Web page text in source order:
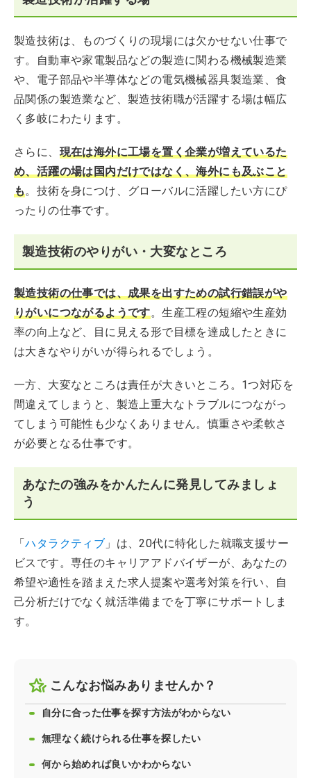
製造技術は、ものづくりの現場には欠かせない仕事で
す。自動車や家電製品などの製造に関わる機械製造業
や、電子部品や半導体などの電気機械器具製造業、食
品関係の製造業など、製造技術職が活躍する場は幅広
く多岐にわたります。
さらに、 現在は海外に工場を置く企業が増えているた
め、活躍の場は国内だけではなく、海外にも及ぶこと
も。技術を身につけ、グローバルに活躍したい方にぴ
ったりの仕事です。
製造技術のやりがい・大変なところ
製造技術の仕事では、成果を出すための試行錯誤がや
りがいにつながるようです。生産工程の短縮や生産効
率の向上など、目に見える形で目標を達成したときに
は大きなやりがいが得られるでしょう。
一方、大変なところは責任が大きいところ。1つ対応を
間違えてしまうと、製造上重大なトラブルにつながっ
てしまう可能性も少なくありません。慎重さや柔軟さ
が必要となる仕事です。
あなたの強みをかんたんに発見してみましょ
う
「ハタラクティブ 」は、20代に特化した就職支援サー
ビスです。専任のキャリアアドバイザーが、あなたの
希望や適性を踏まえた求人提案や選考対策を行い、自
己分析だけでなく就活準備までを丁寧にサポートしま
す。
こんなお悩みありませんか？
自分に合った仕事を探す方法がわからない
無理なく続けられる仕事を探したい
何から始めれば良いかわからない